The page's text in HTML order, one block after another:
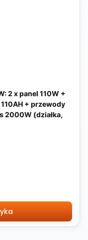
2 x panel 110W +
+ przewody
2000W (działka,